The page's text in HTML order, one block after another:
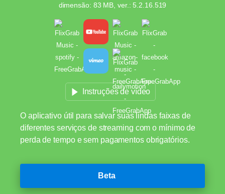
dimensão: 83 MB, ver.: 5.2.16.519
Instruções de vídeo
O aplicativo útil para salvar suas lindas faixas de
diferentes serviços de streaming com o mínimo de
perda de tempo e sem pagamentos obrigatórios.
Beta